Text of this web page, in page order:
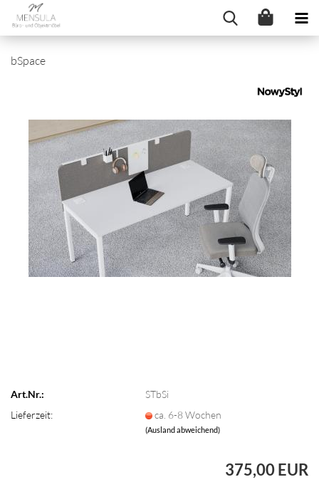
bSpace
Art.Nr.:
STbSi
Lieferzeit:
ca. 6-8 Wochen
(Ausland abweichend)
375,00 EUR